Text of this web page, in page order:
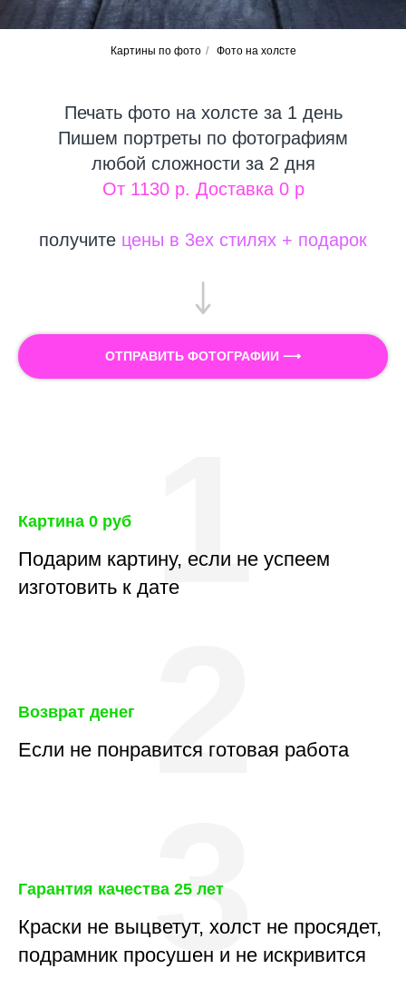
Картины по фото / Фото на холсте
Печать фото на холсте за 1 день
Пишем портреты по фотографиям
любой сложности за 2 дня
От 1130 р. Доставка 0 р
получите цены в 3ех стилях + подарок
ОТПРАВИТЬ ФОТОГРАФИИ ⟶
Картина 0 руб
Подарим картину, если не успеем
изготовить к дате1
Возврат денег
Если не понравится готовая работа
2
Гарантия качества 25 лет
Краски не выцветут, холст не просядет,
подрамник просушен и не искривится
3